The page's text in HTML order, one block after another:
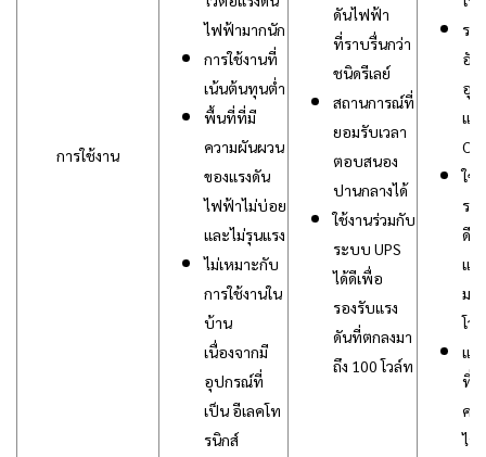
การใช้งาน
ไฟฟ้ามากนัก
การใช้งานที่
เน้นต้นทุนต่ำ
พื้นที่ที่มี
ความผันผวน
ของแรงดัน
ไฟฟ้าไม่บ่อย
และไม่รุนแรง
ไม่เหมาะกับ
การใช้งานใน
บ้าน
เนื่องจากมี
อุปกรณ์ที่
เป็น อีเลคโท
รนิกส์
ดันไฟฟ้า
ที่ราบรื่นกว่า
ชนิดรีเลย์
สถานการณ์ที่
ยอมรับเวลา
ตอบสนอง
ปานกลางได้
ใช้งานร่วมกับ
ระบบ UPS
ได้ดีเพื่อ
รองรับแรง
ดันที่ตกลงมา
ถึง 100 โวล์ท
ระ
อัต
อุต
แล
ใช้
ระ
ดีเ
แร
มา
โว
แล
ที่ต้
คว
ไฟ